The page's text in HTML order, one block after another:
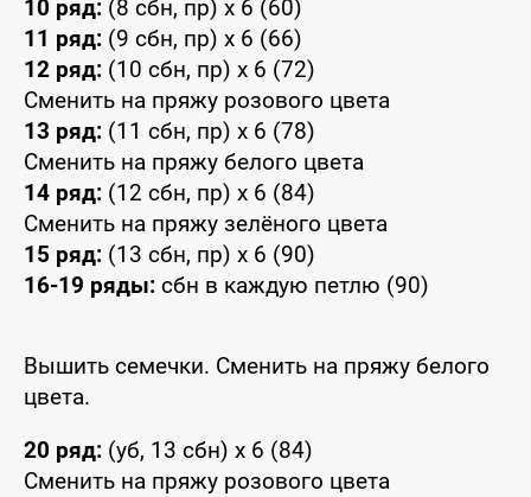
10 ряд: (8 сбн, пр) x 6 (60)
11 ряд: (9 сбн, пр) x 6 (66)
12 ряд: (10 сбн, пр) x 6 (72)
Сменить на пряжу розового цвета
13 ряд: (11 сбн, пр) x 6 (78)
Сменить на пряжу белого цвета
14 ряд: (12 сбн, пр) x 6 (84)
Сменить на пряжу зелёного цвета
15 ряд: (13 сбн, пр) x 6 (90)
16-19 ряды: сбн в каждую петлю (90)
Вышить семечки. Сменить на пряжу белого
цвета.
20 ряд: (уб, 13 сбн) x 6 (84)
Сменить на пряжу розового цвета